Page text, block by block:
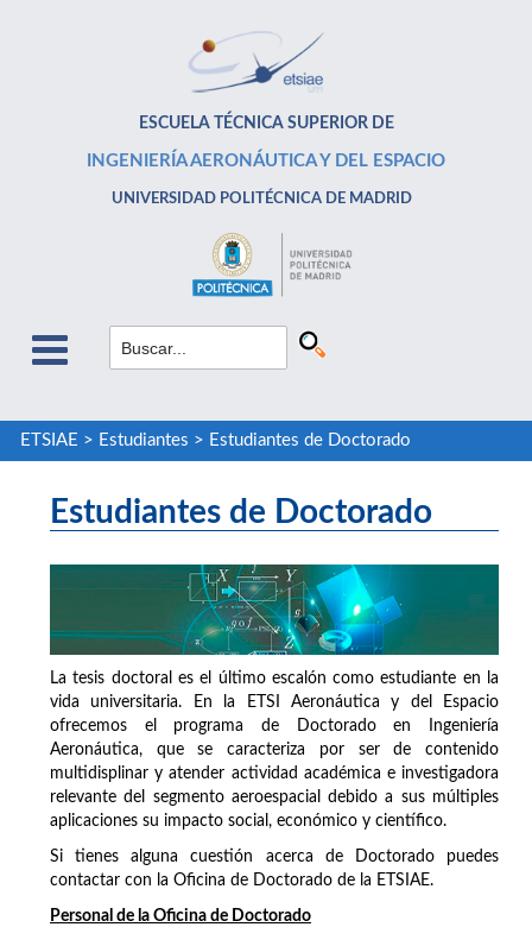
ESCUELA TÉCNICA SUPERIOR DE
INGENIERÍA AERONÁUTICA Y DEL ESPACIO
UNIVERSIDAD POLITÉCNICA DE MADRID
ETSIAE > Estudiantes > Estudiantes de Doctorado
Estudiantes de Doctorado
La tesis doctoral es el último escalón como estudiante en la
vida universitaria. En la ETSI Aeronáutica y del Espacio
ofrecemos el programa de Doctorado en Ingeniería
Aeronáutica, que se caracteriza por ser de contenido
multidisplinar y atender actividad académica e investigadora
relevante del segmento aeroespacial debido a sus múltiples
aplicaciones su impacto social, económico y científico.
Si tienes alguna cuestión acerca de Doctorado puedes
contactar con la Oficina de Doctorado de la ETSIAE.
Personal de la Oficina de Doctorado